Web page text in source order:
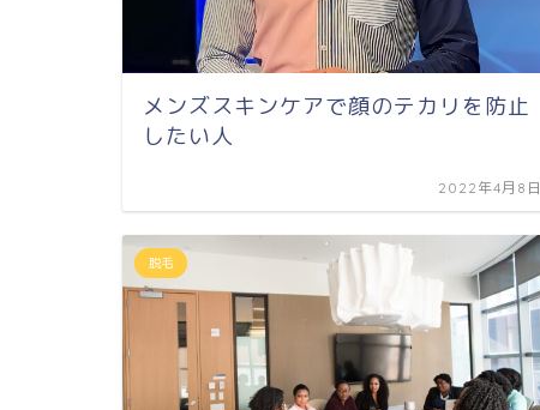
メンズスキンケアで顔のテカリを防止
したい人
2022年4月8日
脱毛